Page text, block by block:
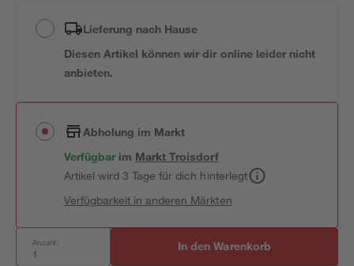
Lieferung nach Hause
Diesen Artikel können wir dir online leider nicht
anbieten.
Abholung im Markt
Verfügbar im MarktTroisdorf
Artikel wird 3 Tage für dich hinterlegt
Verfügbarkeit in anderen Märkten
Anzahl: In den Warenkorb